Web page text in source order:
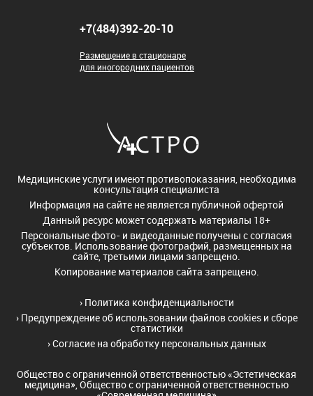
+7(484)392-20-10
Размещение в стационаре
для иногородних пациентов
Медицинские услуги имеют противопоказания, необходима
консультация специалиста
Информация на сайте не является публичной офертой
Данный ресурс может содержать материалы 18+
Персональные фото- и видеоданные получены с согласия
субъектов. Использование фотографий, размещенных на
сайте, третьими лицами запрещено.
Копирование материалов сайта запрещено.
› Политика конфиденциальности
› Предупреждение об использовании файлов cookies и сборе
статистики
›Согласие на обработку персональных данных
Общество с ограниченной ответственностью «Эстетическая
медицина», Общество с ограниченной ответственностью